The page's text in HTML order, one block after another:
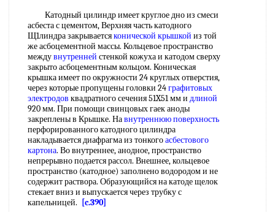
Катодный цилиндр имеет круглое дно из смеси
асбеста с цементом, Верхняя часть катодного
Щ1линдра закрываетсяконической крышкой из той
же асбоцементной массы. Кольцевое пространство
междувнутренней стенкой кожуха и катодом сверху
закрыто асбоцементным кольцом. Коническая
крышка имеет по окружности 24 круглых отверстия,
через которые пропущены головки 24графитовых
электродов квадратного сечения 51X51 мм и длиной
920 мм. При помощи свинцовых гаек аноды
закреплены в Крышке. Навнутреннюю поверхность
перфорированного катодного цилиндра
накладывается диафрагма из тонкогоасбестового
картона. Во внутреннее, анодное, пространство
непрерывно подается рассол. Внешнее, кольцевое
пространство (катодное) заполнено водородом и не
содержит раствора. Образующийся на катоде щелок
стекает вниз и выпускается через трубку с
капельницей.
[c.390]